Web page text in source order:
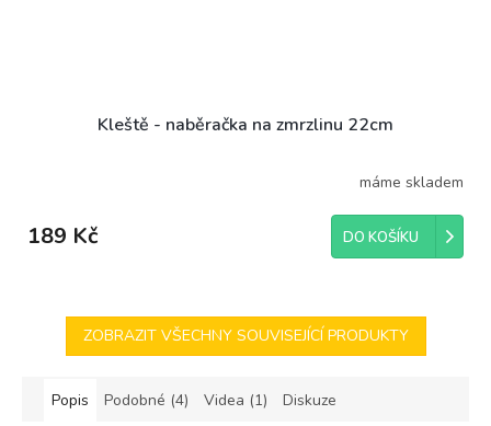
Kleště - naběračka na zmrzlinu 22cm
máme skladem
189 Kč DO KOŠÍKU
ZOBRAZIT VŠECHNY SOUVISEJÍCÍ PRODUKTY
Popis Podobné (4) Videa (1) Diskuze